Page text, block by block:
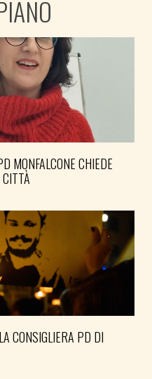
MONFALCONE CHIEDE
CONSIGLIERA PD DI